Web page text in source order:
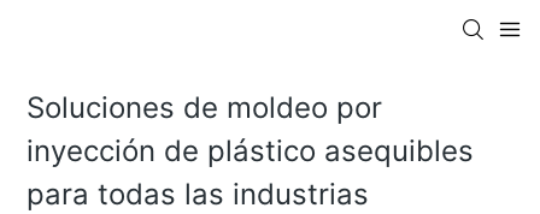
Soluciones de moldeo por
inyección de plástico asequibles
para todas las industrias